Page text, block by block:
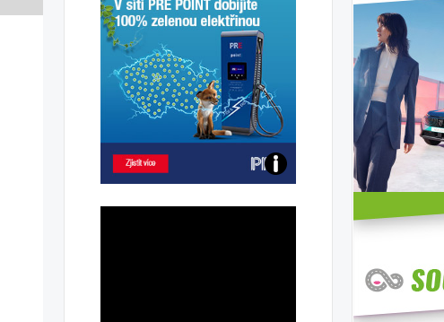
Poznejte